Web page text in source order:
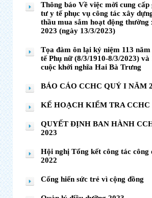
Thông báo Về việc mời cung
tư y tế phục vụ công tác xây
thầu mua sắm hoạt động thường
2023 (ngày 13/3/2023)
Tọa đàm ôn lại kỷ niệm 113
tế Phụ nữ (8/3/1910-8/3/2023) và
cuộc khởi nghĩa Hai Bà Trưng
BÁO CÁO CCHC QUÝ I NĂM
KẾ HOẠCH KIỂM TRA CCHC
QUYẾT ĐỊNH BAN HÀNH
2023
Hội nghị Tổng kết công tác công
2022
Cống hiến sức trẻ vì cộng đồng